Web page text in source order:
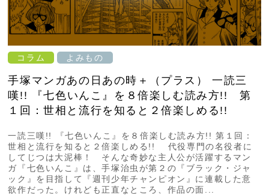
コラム よみもの
手塚マンガあの日あの時＋（プラス） 一読三
嘆!! 『七色いんこ』を８倍楽しむ読み方!! 第
１回：世相と流行を知ると２倍楽しめる!!
一読三嘆!! 『七色いんこ』を８倍楽しむ読み方!! 第１回：
世相と流行を知ると２倍楽しめる!! 代役専門の名役者に
してじつは大泥棒！ そんな奇妙な主人公が活躍するマン
ガ『七色いんこ』は、手塚治虫が第２の『ブラック・ジャ
ック』を目指して『週刊少年チャンピオン』に連載した意
欲作だった。けれども正直なところ、作品の面...